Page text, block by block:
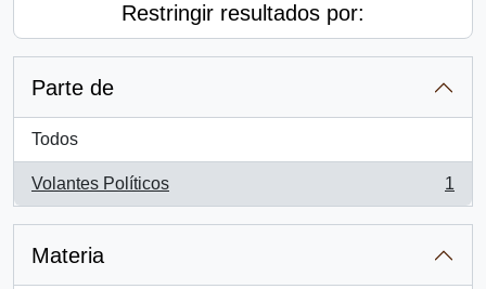
Restringir resultados por:
Parte de
Todos
Volantes Políticos
, 1 resultados
1
Materia